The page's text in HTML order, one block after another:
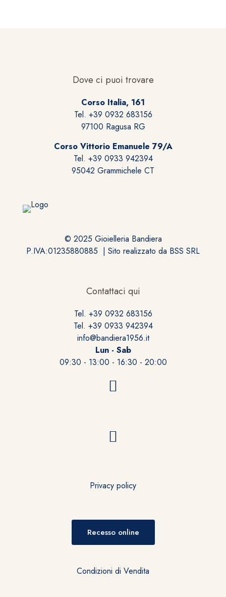
Dove ci puoi trovare
Corso Italia, 161
Tel. +39 0932 683156
97100 Ragusa RG
Corso Vittorio Emanuele 79/A
Tel. +39 0933 942394
95042 Grammichele CT
© 2025 Gioielleria Bandiera
P.IVA:01235880885 | Sito realizzato da BSS SRL
Contattaci qui
Tel. +39 0932 683156
Tel. +39 0933 942394
info@bandiera1956.it
Lun - Sab
09:30 - 13:00 - 16:30 - 20:00
Privacy policy
Recesso online
Condizioni di Vendita